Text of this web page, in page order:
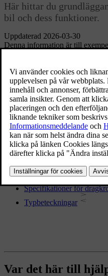
Uppdaterad 2026-03-30
Här hittar du
bil och dess funktioner.
Denna information är till
Mer i detta ämne
Bilens mått
Specifikationer och
Specifikationer för
Typbeteckningar
Var det här till